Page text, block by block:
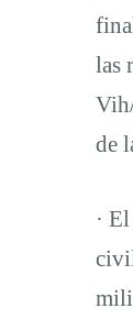
las
de
·